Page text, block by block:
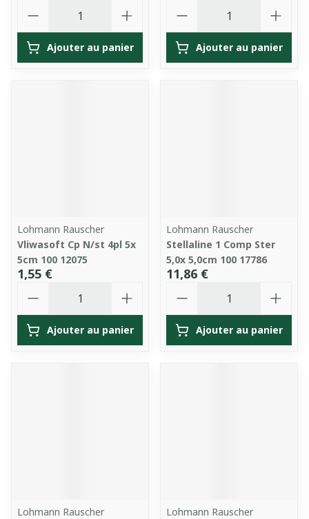
Ajouter au panier Ajouter au panier
Lohmann Rauscher
Vliwasoft Cp N/st 4pl 5x
5cm 100 12075
1,55 €
Ajouter au panier
Lohmann Rauscher
Stellaline 1 Comp Ster
5,0x 5,0cm 100 17786
11,86 €
Ajouter au panier
Lohmann Rauscher
Lohmann Rauscher